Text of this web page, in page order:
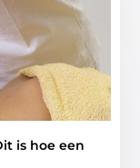
is hoe een